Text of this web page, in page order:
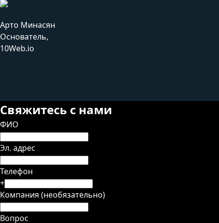
Арто Минасян
Основатель,
10Web.io
Свяжитесь с нами
ФИО
Эл. адрес
Телефон
+
Компания (необязательно)
Вопрос